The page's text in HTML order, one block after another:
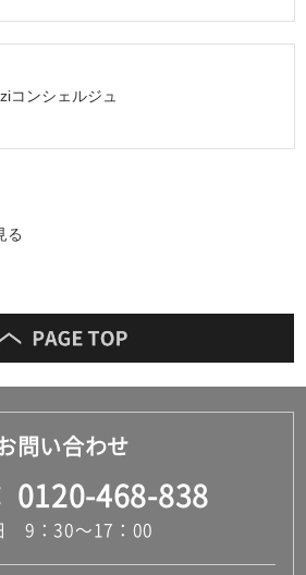
コンシェルジュ
る
問い合わせ
0120-468-838
9：30～17：00